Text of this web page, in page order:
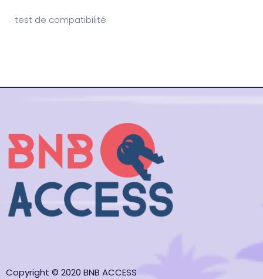
test de compatibilité
Copyright © 2020 BNB ACCESS